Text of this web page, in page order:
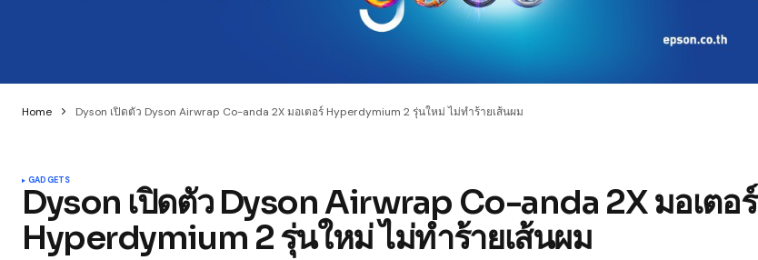
Home Dyson เปิดตัว Dyson Airwrap Co-anda 2X มอเตอร์ Hyperdymium 2 รุ่นใหม่ ไม่ทำร้ายเส้นผม
GADGETS
Dyson เปิดตัว Dyson Airwrap Co-anda 2X มอเตอร์
Hyperdymium 2 รุ่นใหม่ ไม่ทำร้ายเส้นผม